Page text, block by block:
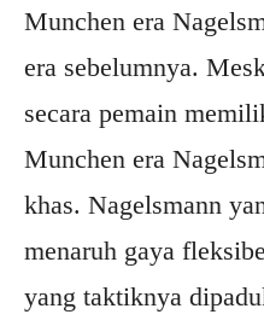
Munchen era
era sebelumnya.
secara pemain
Munchen era
khas. Nagelsmann
menaruh gaya
yang taktiknya